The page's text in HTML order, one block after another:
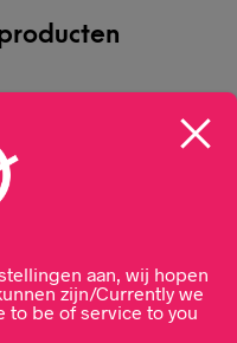
aan, wij hopen
zijn/Currently we
to be of service to you